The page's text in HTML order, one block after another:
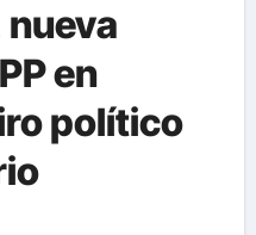
nueva
en
político